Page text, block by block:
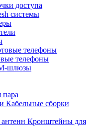
доступа
системы
телефоны
шлюзы
пара
Кабельные сборки
Кронштейны для